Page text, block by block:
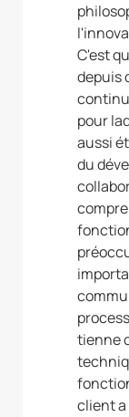
C'est
depuis
pour
aussi
du
tienne
client a